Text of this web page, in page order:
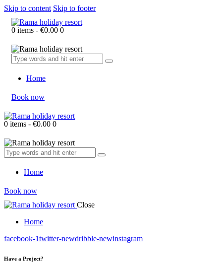
Skip to content Skip to footer
0 items - €0.00 0
Home
Book now
0 items - €0.00 0
Home
Book now
Close
Home
facebook-1twitter-newdribble-newinstagram
Have a Project?